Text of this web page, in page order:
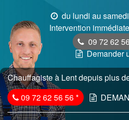
du lundi au
Intervention
09 72 62
Demander
Chauffagiste à Lent depuis plus
09 72 62 56 56*